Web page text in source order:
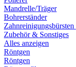
Mandrelle/Träger
Bohrerständer
Zubehör & Sonstiges
Alles anzeigen
Röntgen
Röntgen